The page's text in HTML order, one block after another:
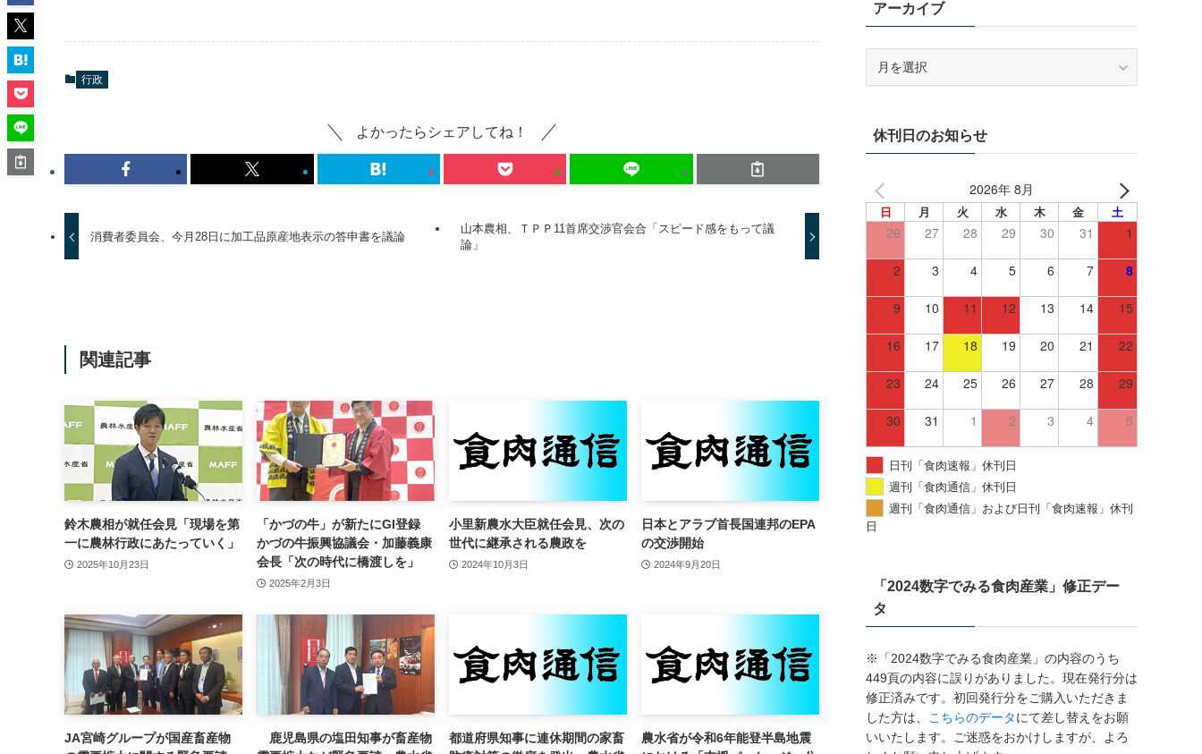
行政
よかったらシェアしてね！
消費者委員会、今月28日に加工品原産地表示の答申書を議論
山本農相、ＴＰＰ11首席交渉官会合「スピード感をもって議
論」
関連記事
鈴木農相が就任会見「現場を第
一に農林行政にあたっていく」
2025年10月23日
「かづの牛」が新たにGI登録
かづの牛振興協議会・加藤義康
会長「次の時代に橋渡しを」
2025年2月3日
小里新農水大臣就任会見、次の
世代に継承される農政を
2024年10月3日
日本とアラブ首長国連邦のEPA
の交渉開始
2024年9月20日
JA宮崎グループが国産畜産物
鹿児島県の塩田知事が畜産物
都道府県知事に連休期間の家畜
農水省が令和6年能登半島地震
アーカイブ
ブ休刊日のお知らせ
2026年 8月
日 月 火 水 木 金 土
26 27 28 29 30 31 1
2 3 4 5 6 7 8
9 10 11 12 13 14 15
16 17 18 19 20 21 22
23 24 25 26 27 28 29
30 31 1 2 3 4 5
日刊「食肉速報」休刊日
週刊「食肉通信」休刊日
週刊「食肉通信」および日刊「食肉速報」休刊
日
「2024数字でみる食肉産業」修正デー
タ
※「2024数字でみる食肉産業」の内容のうち
449頁の内容に誤りがありました。現在発行分は
修正済みです。初回発行分をご購入いただきま
した方は、
こちらのデータにて差し替えをお願
いいたします。ご迷惑をおかけしますが、よろ